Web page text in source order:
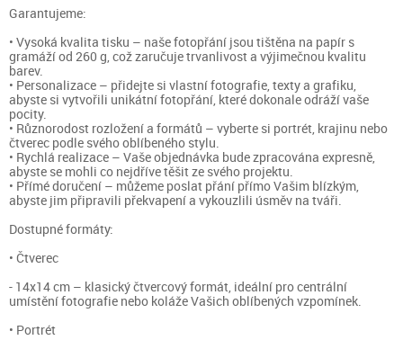
Garantujeme:
• Vysoká kvalita tisku – naše fotopřání jsou tištěna na papír s
gramáží od 260 g, což zaručuje trvanlivost a výjimečnou kvalitu
barev.
• Personalizace – přidejte si vlastní fotografie, texty a grafiku,
abyste si vytvořili unikátní fotopřání, které dokonale odráží vaše
pocity.
• Různorodost rozložení a formátů – vyberte si portrét, krajinu nebo
čtverec podle svého oblíbeného stylu.
• Rychlá realizace – Vaše objednávka bude zpracována expresně,
abyste se mohli co nejdříve těšit ze svého projektu.
• Přímé doručení – můžeme poslat přání přímo Vašim blízkým,
abyste jim připravili překvapení a vykouzlili úsměv na tváři.
Dostupné formáty:
• Čtverec
- 14x14 cm – klasický čtvercový formát, ideální pro centrální
umístění fotografie nebo koláže Vašich oblíbených vzpomínek.
• Portrét